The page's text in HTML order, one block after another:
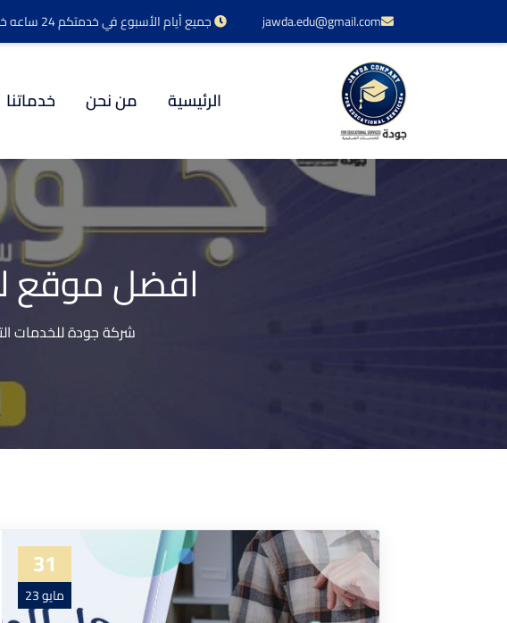
jawda.edu@gmail.com جميع أيام الأسبوع في خدمتكم 24 ساعه خلال اليوم
الرئيسية من نحن خدماتنا
افضل موقع
شركة جودة للخدمات
31
مايو 23